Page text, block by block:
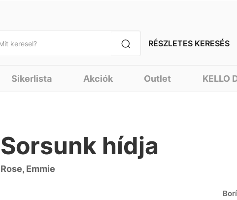
RÉSZLETES KERESÉS
Sikerlista Akciók Outlet KELLO
Sorsunk hídja
Rose, Emmie